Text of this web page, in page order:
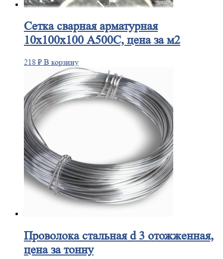
Сеткасварная арматурная
10х100х100 А500С, цена за м2
218 ₽ В корзину
Проволокастальная d 3 отожженная,
цена за тонну